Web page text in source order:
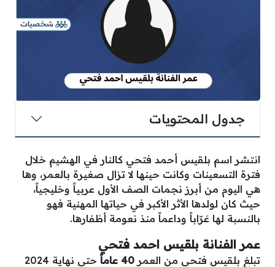
جدول المحتويات
انتشر اسم بلقيس أحمد فتحي كالنار في الهشيم خلال
فترة التسعينات وكانت حينها لا تزال صغيرة بالعمر، وها
هي اليوم من أبرز نجمات الصف الأول عربياً وخليجياً،
حيث كان لولدها الأثر الأكبر في حياتها المهنية فهو
بالنسبة لها عَرّاباً وداعماً منذ نعومة أظفارها.
عمر الفنانة بلقيس احمد فتحي
تبلغ بلقيس فتحي من العمر 40 عاماً
حتى نهاية 2024